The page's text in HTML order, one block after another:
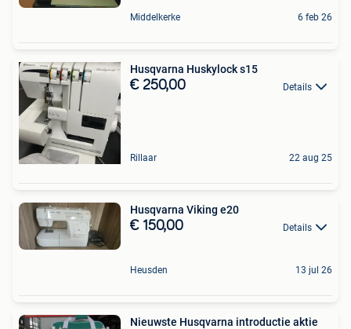
Middelkerke 6 feb 26
Husqvarna Huskylock s15
€ 250,00 Details
Rillaar 22 aug 25
Husqvarna Viking e20
€ 150,00 Details
Heusden 13 jul 26
Nieuwste Husqvarna introductie aktie